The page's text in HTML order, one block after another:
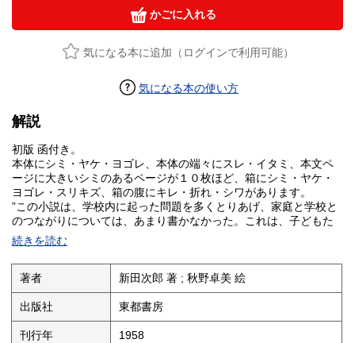
かごに入れる
気になる本に追加（ログインで利用可能）
気になる本の使い方
解説
初版 函付き。
本体にシミ・ヤケ・ヨゴレ、本体の端々にスレ・イタミ、本文ペ
ージに大きいシミのあるページが１０枚ほど、箱にシミ・ヤケ・
ヨゴレ・スリキズ、箱の腹にキレ・折れ・シワがあります。
”この小説は、学校内に起った問題を多くとりあげ、家庭と学校と
のつながりについては、あまり書かなかった。これは、子どもた
ちだけの小世界を、彼らがどうしまつするかについての、一種の
実験でもあった”（あとがき）。
装丁・挿絵：秋野卓美
続きを読む
著者 新田次郎 著 ; 秋野卓美 絵
出版社 東都書房
刊行年 1958